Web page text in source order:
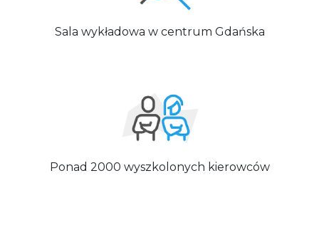
Sala wykładowa w centrum Gdańska
Ponad 2000 wyszkolonych kierowców